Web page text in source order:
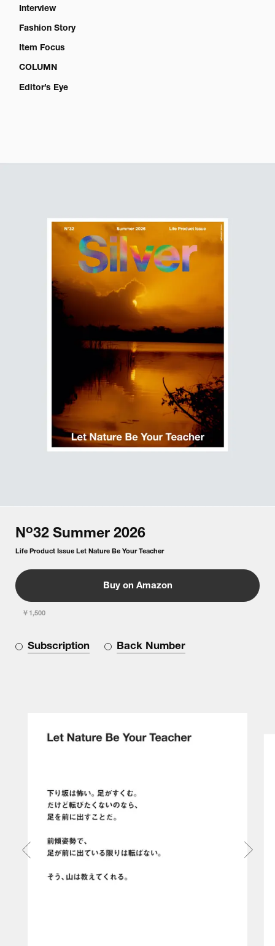
Interview
Fashion Story
Item Focus
COLUMN
Editor’s Eye
No32 Summer 2026
Life Product Issue Let Nature Be Your Teacher
Buy on Amazon
￥1,500
Subscription Back Number